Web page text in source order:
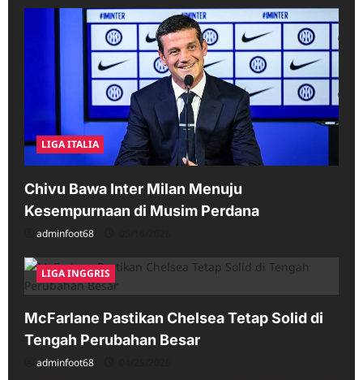
LIGA ITALIA
Chivu Bawa Inter Milan Menuju
Kesempurnaan di Musim Perdana
adminfoot68
LIGA INGGRIS
McFarlane Pastikan Chelsea Tetap Solid di
Tengah Perubahan Besar
adminfoot68